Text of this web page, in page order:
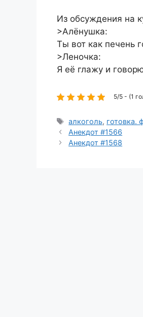
Из обсуждения на
>Алёнушка:
Ты вот как печень
>Леночка:
Я её глажу и
5/5 - (1
Метки
алкоголь, готовка.
Анекдот #1566
Анекдот #1568